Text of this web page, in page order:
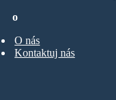
o
O nás
Kontaktuj nás